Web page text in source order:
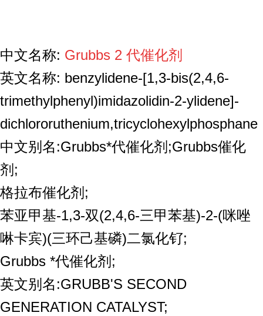
中文名称: Grubbs 2 代催化剂
英文名称: benzylidene-[1,3-bis(2,4,6-
trimethylphenyl)imidazolidin-2-ylidene]-
dichlororuthenium,tricyclohexylphosphane
中文别名:Grubbs*代催化剂;Grubbs催化
剂;
格拉布催化剂 ;
苯亚甲基-1,3-双(2,4,6-三甲苯基)-2-(咪唑
啉卡宾)(三环己基磷)二氯化钌;
Grubbs *代催化剂 ;
英文别名:GRUBB'S SECOND
GENERATION CATALYST;